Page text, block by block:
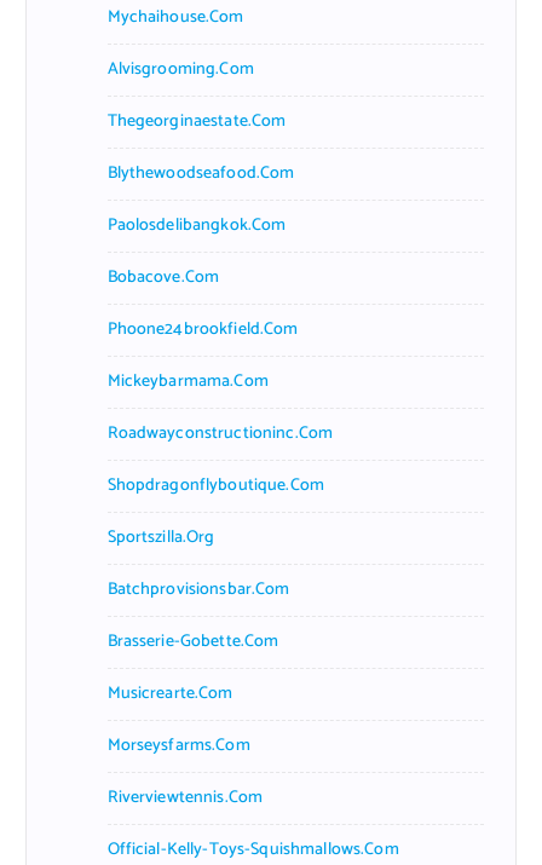
Mychaihouse.com
Alvisgrooming.com
Thegeorginaestate.com
Blythewoodseafood.com
Paolosdelibangkok.com
Bobacove.com
Phoone24brookfield.com
Mickeybarmama.com
Roadwayconstructioninc.com
Shopdragonflyboutique.com
Sportszilla.org
Batchprovisionsbar.com
Brasserie-Gobette.com
Musicrearte.com
Morseysfarms.com
Riverviewtennis.com
Official-Kelly-Toys-Squishmallows.com